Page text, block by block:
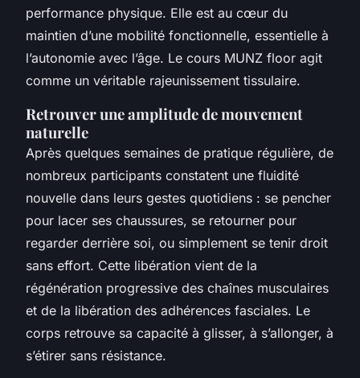
performance physique. Elle est au cœur du
maintien d’une mobilité fonctionnelle, essentielle à
l’autonomie avec l’âge. Le cours MUNZ floor agit
comme un véritable rajeunissement tissulaire.
Retrouver une amplitude de mouvement
naturelle
Après quelques semaines de pratique régulière, de
nombreux participants constatent une fluidité
nouvelle dans leurs gestes quotidiens : se pencher
pour lacer ses chaussures, se retourner pour
regarder derrière soi, ou simplement se tenir droit
sans effort. Cette libération vient de la
régénération progressive des chaînes musculaires
et de la libération des adhérences fasciales. Le
corps retrouve sa capacité à glisser, à s’allonger, à
s’étirer sans résistance.